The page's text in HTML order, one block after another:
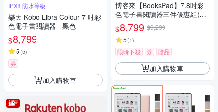
IPX8 防水等級
樂天 Kobo Libra Colour 7 吋彩
色電子書閱讀器 - 黑色
$8,799
5 (5)
券
加入購物車
博客來【BooksPad】7.8吋彩
色電子書閱讀器三件優惠組(白
色主機+白筆+殼)
$8,799 $9,299
5 (1)
限時下殺 券 贈品
加入購物車